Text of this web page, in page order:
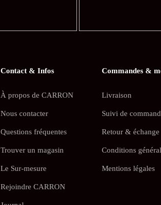
Contact & Infos
À propos de CARRON
Nous contacter
Questions fréquentes
Trouver un magasin
Le Sur-mesure
Rejoindre CARRON
Commandes &
Livraison
Suivi de
Retour & échange
Conditions
Mentions légales